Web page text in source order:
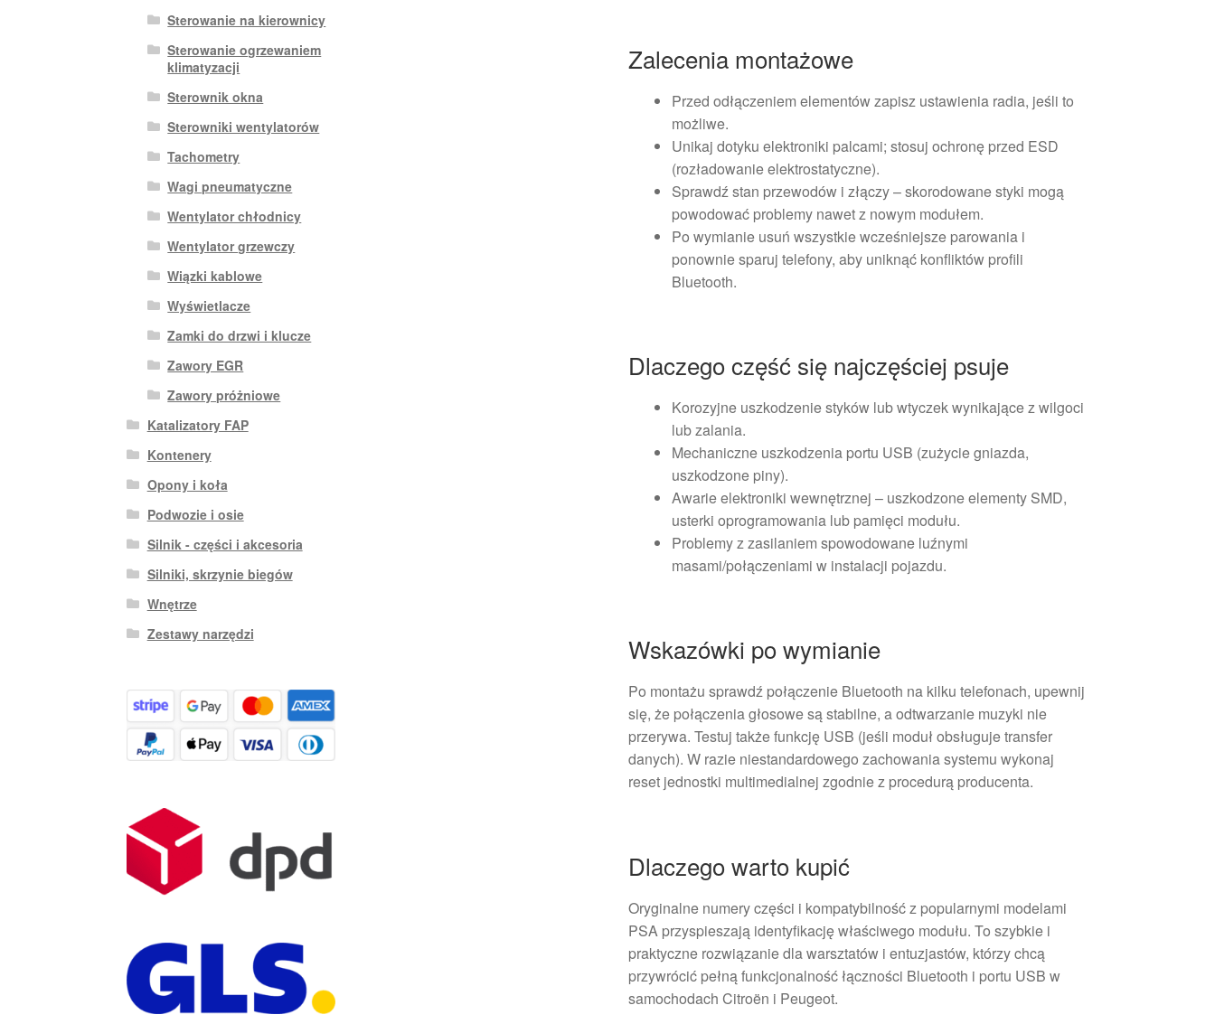
Zalecenia montażowe
Przed odłączeniem elementów zapisz ustawienia radia, jeśli to
możliwe.
Unikaj dotyku elektroniki palcami; stosuj ochronę przed ESD
(rozładowanie elektrostatyczne).
Sprawdź stan przewodów i złączy – skorodowane styki mogą
powodować problemy nawet z nowym modułem.
Po wymianie usuń wszystkie wcześniejsze parowania i
ponownie sparuj telefony, aby uniknąć konfliktów profili
Bluetooth.
Dlaczego część się najczęściej psuje
Korozyjne uszkodzenie styków lub wtyczek wynikające z wilgoci
lub zalania.
Mechaniczne uszkodzenia portu USB (zużycie gniazda,
uszkodzone piny).
Awarie elektroniki wewnętrznej – uszkodzone elementy SMD,
usterki oprogramowania lub pamięci modułu.
Problemy z zasilaniem spowodowane luźnymi
masami/połączeniami w instalacji pojazdu.
Wskazówki po wymianie
Po montażu sprawdź połączenie Bluetooth na kilku telefonach, upewnij
się, że połączenia głosowe są stabilne, a odtwarzanie muzyki nie
przerywa. Testuj także funkcję USB (jeśli moduł obsługuje transfer
danych). W razie niestandardowego zachowania systemu wykonaj
reset jednostki multimedialnej zgodnie z procedurą producenta.
Dlaczego warto kupić
Oryginalne numery części i kompatybilność z popularnymi modelami
PSA przyspieszają identyfikację właściwego modułu. To szybkie i
praktyczne rozwiązanie dla warsztatów i entuzjastów, którzy chcą
przywrócić pełną funkcjonalność łączności Bluetooth i portu USB w
samochodach Citroën i Peugeot.
Sterowanie na kierownicy
Sterowanie ogrzewaniem
klimatyzacji
Sterownik okna
Sterowniki wentylatorów
Tachometry
Wagi pneumatyczne
Wentylator chłodnicy
Wentylator grzewczy
Wiązki kablowe
Wyświetlacze
Zamki do drzwi i klucze
Zawory EGR
Zawory próżniowe
Katalizatory FAP
Kontenery
Opony i koła
Podwozie i osie
Silnik - części i akcesoria
Silniki, skrzynie biegów
Wnętrze
Zestawy narzędzi